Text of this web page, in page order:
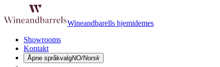
Wineandbarells hjemidemes
Showrooms
Kontakt
Åpne språkvalgNO/Norsk